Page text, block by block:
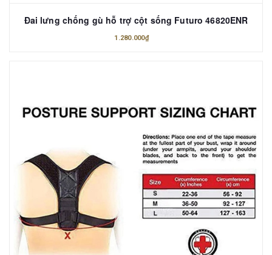
Đai lưng chống gù hỗ trợ cột sống Futuro 46820ENR
1.280.000₫